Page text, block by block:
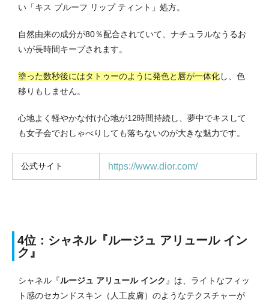
い「キス プルーフ リップ ティント」処方。
自然由来の成分が80％配合されていて、ナチュラルなうるお
いが長時間キープされます。
塗った数秒後にはタトゥーのように発色と唇が一体化し、色
移りもしません。
心地よく軽やかな付け心地が12時間持続し、夢中でキスして
も女子会でおしゃべりしても落ちないのが大きな魅力です。
公式サイト https://www.dior.com/
4位：シャネル『ルージュ アリュール イン
ク』
シャネル『ルージュ アリュール インク 』は、ライトなフィッ
ト感のセカンドスキン（人工皮膚）のようなテクスチャーが